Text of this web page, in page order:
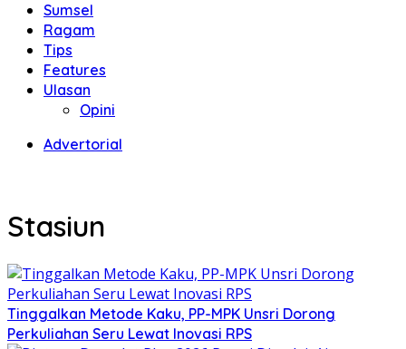
Sumsel
Ragam
Tips
Features
Ulasan
Opini
Advertorial
Stasiun
Tinggalkan Metode Kaku, PP-MPK Unsri Dorong
Perkuliahan Seru Lewat Inovasi RPS